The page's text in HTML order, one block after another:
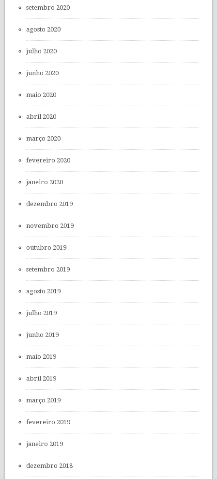
setembro 2020
agosto 2020
julho 2020
junho 2020
maio 2020
abril 2020
março 2020
fevereiro 2020
janeiro 2020
dezembro 2019
novembro 2019
outubro 2019
setembro 2019
agosto 2019
julho 2019
junho 2019
maio 2019
abril 2019
março 2019
fevereiro 2019
janeiro 2019
dezembro 2018